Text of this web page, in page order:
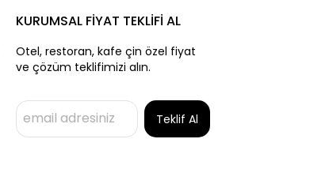
KURUMSAL FİYAT TEKLİFİ AL
Otel, restoran, kafe çin özel fiyat
ve çözüm teklifimizi alın.
Teklif Al